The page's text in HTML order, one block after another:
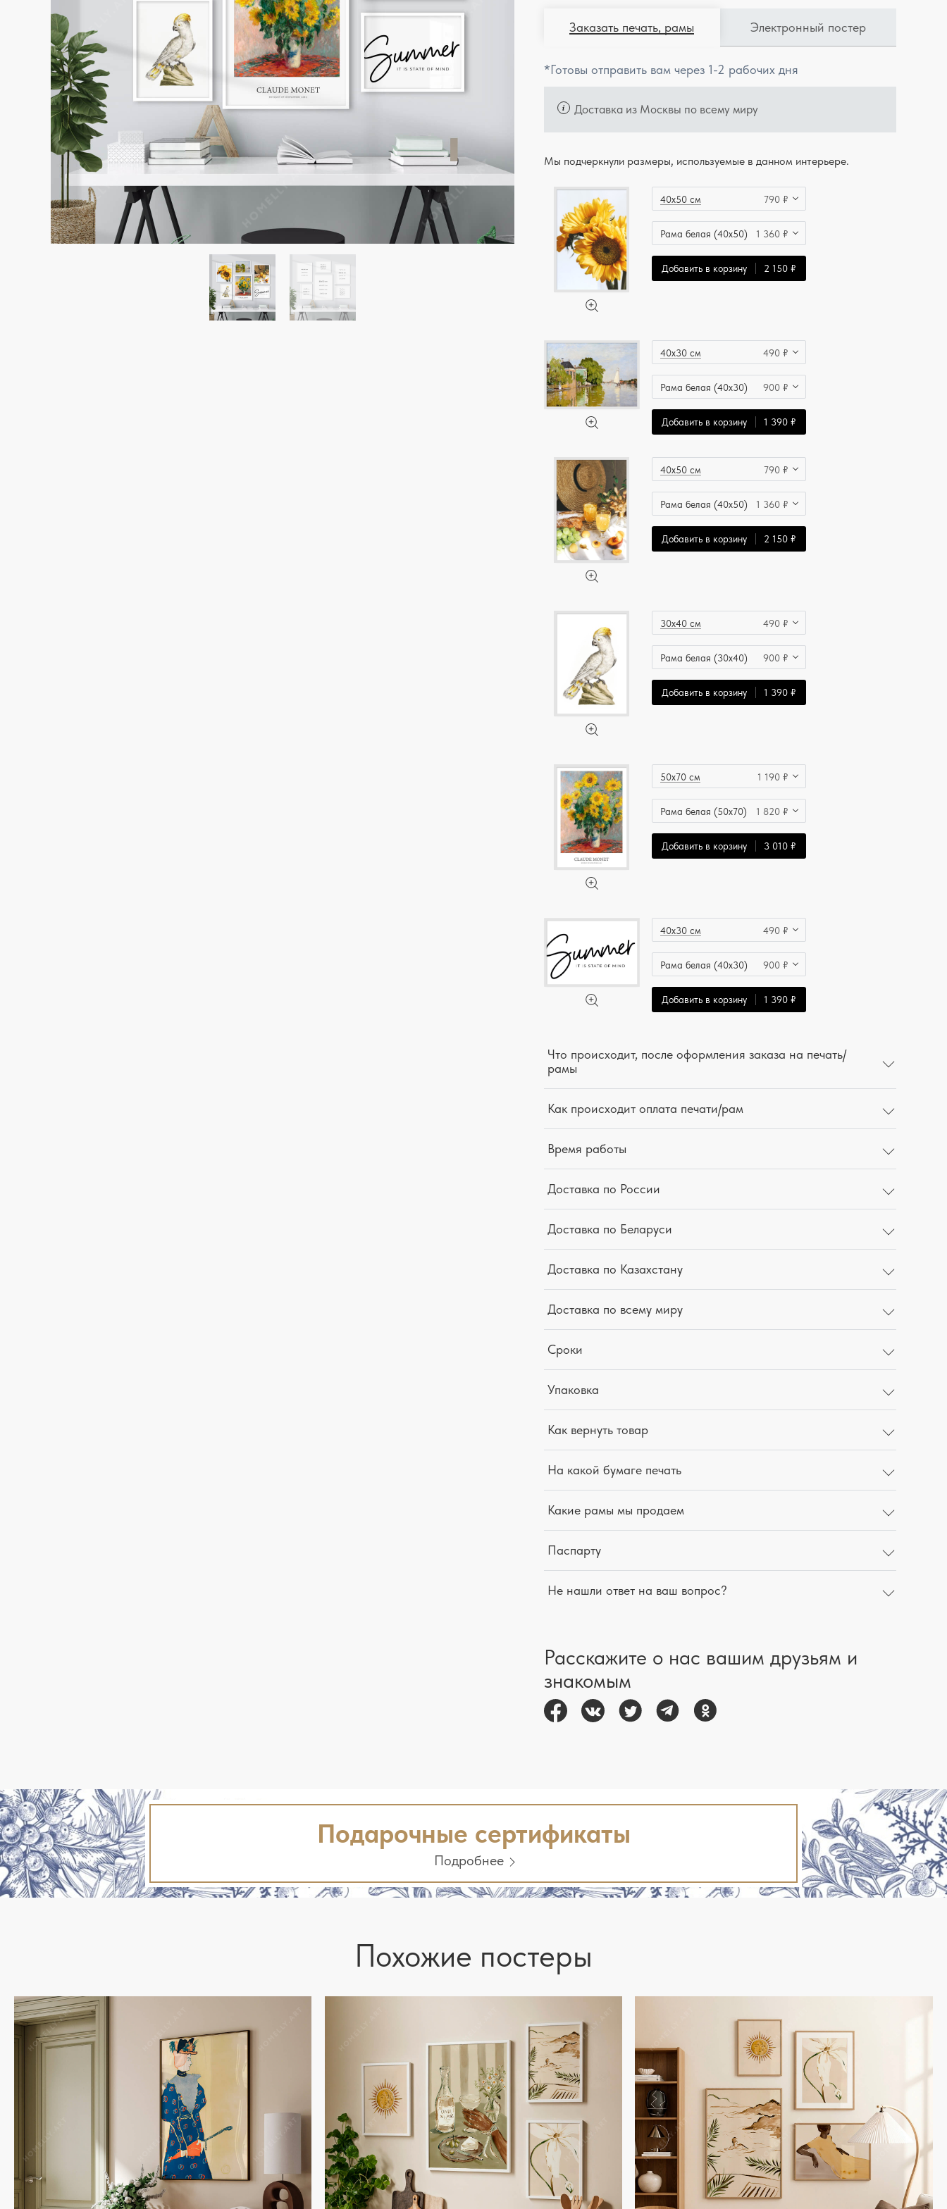
Заказать печать, рамы Электронный постер
*Готовы отправить вам через 1-2 рабочих дня
Доставка из Москвы по всему миру
Мы подчеркнули размеры, используемые в данном интерьере.
40x50 см 790 ₽
Рама белая (40x50) 1 360 ₽
Добавить в корзину 2 150 ₽
40x30 см 490 ₽
Рама белая (40x30) 900 ₽
Добавить в корзину 1 390 ₽
40x50 см 790 ₽
Рама белая (40x50) 1 360 ₽
Добавить в корзину 2 150 ₽
30x40 см 490 ₽
Рама белая (30x40) 900 ₽
Добавить в корзину 1 390 ₽
50x70 см 1 190 ₽
Рама белая (50x70) 1 820 ₽
Добавить в корзину 3 010 ₽
40x30 см 490 ₽
Рама белая (40x30) 900 ₽
Добавить в корзину 1 390 ₽
Что происходит, после оформления заказа на печать/
рамы
Как происходит оплата печати/рам
Время работы
Доставка по России
Доставка по Беларуси
Доставка по Казахстану
Доставка по всему миру
Сроки
Упаковка
Как вернуть товар
На какой бумаге печать
Какие рамы мы продаем
Паспарту
Не нашли ответ на ваш вопрос?
Расскажите о нас вашим друзьям и
знакомым
Подарочные сертификаты
Подробнее
Похожие постеры